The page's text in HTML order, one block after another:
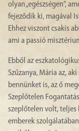
olyan „egészségen”,
fejeződik ki, magával
Ehhez viszont csakis
ami a passió
Ebből az
Szűzanya, Mária az,
bennünket is, az ő
Szeplőtelen
szeplőtelen volt, teljes
emberek